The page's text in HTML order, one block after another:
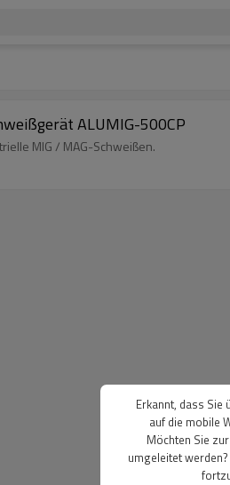
ALUMIG-500CP
MIG / MAG-Schweißen.
Erkannt, dass Sie
auf die mobile
Möchten Sie
umgeleitet werden?